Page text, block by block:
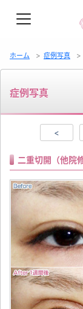
ホーム 症例写真
症例写真
<
二重切開（他院